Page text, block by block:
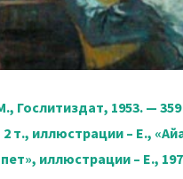
Гослитиздат, 1953. —
т., иллюстрации – Е.,
иллюстрации – Е.,